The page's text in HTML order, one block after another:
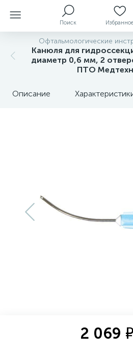
Поиск Избранное
Офтальмологические
Канюля для
диаметр 0,6 мм, 2
ПТО
Описание
2 069 ₽